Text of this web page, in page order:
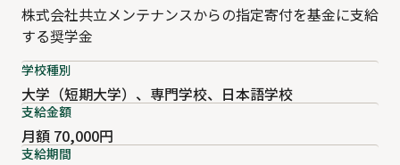
株式会社共立メンテナンスからの指定寄付を基金に支給
する奨学金
学校種別
大学（短期大学）、専門学校、日本語学校
支給金額
月額 70,000円
支給期間